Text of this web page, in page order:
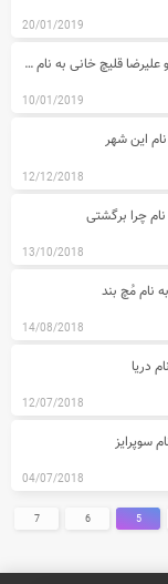
20/01/2019
دانلود آهنگ جدید بهزاد پکس و رامین طهموری و علیرضا قلیچ خانی به نام هفت خط
10/01/2019
این شهر
12/12/2018
چرا برگشتی
13/10/2018
نام مُچ بند
14/08/2018
دریا
12/07/2018
سوپرایز
04/07/2018
5
6
7